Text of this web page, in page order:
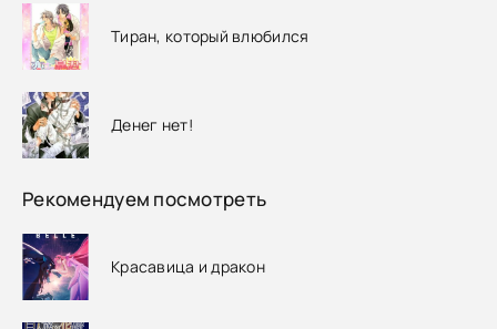
Тиран, который влюбился
Денег нет!
Рекомендуем посмотреть
Красавица и дракон